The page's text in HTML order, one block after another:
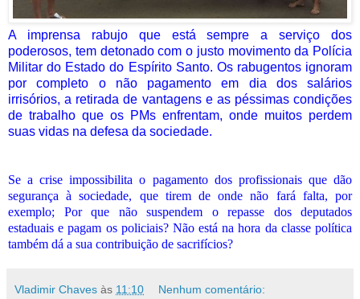
A imprensa rabujo que está sempre a serviço dos
poderosos, tem detonado com o justo movimento da Polícia
Militar do Estado do Espírito Santo. Os rabugentos ignoram
por completo o não pagamento em dia dos salários
irrisórios, a retirada de vantagens e as péssimas condições
de trabalho que os PMs enfrentam, onde muitos perdem
suas vidas na defesa da sociedade.
Se a crise impossibilita o pagamento dos profissionais que dão
segurança à sociedade, que tirem de onde não fará falta, por
exemplo; Por que não suspendem o repasse dos deputados
estaduais e pagam os policiais? Não está na hora da classe política
também dá a sua contribuição de sacrifícios?
Vladimir Chaves às 11:10 Nenhum comentário: